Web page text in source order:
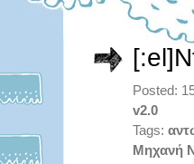
Posted:
v2.0
Tags:
Μηχανή